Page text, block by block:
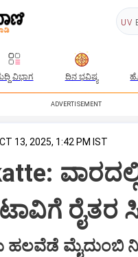
UV
ವಿಭಾಗ ದಿನ ಭವಿಷ್ಯ
ADVERTISEMENT
13, 2025, 1:42 PM IST
ರೈತರ
ಮೈದುಂಬಿ